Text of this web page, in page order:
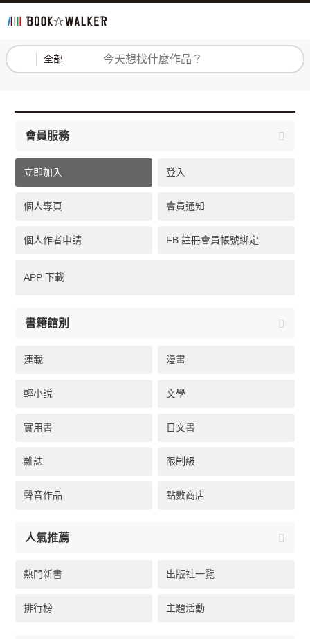
全部 登入 註冊
會員服務
立即加入 登入
個人專頁 會員通知
個人作者申請 FB 註冊會員帳號綁定
APP 下載
書籍館別
連載 漫畫
輕小說 文學
實用書 日文書
雜誌 限制級
聲音作品 點數商店
人氣推薦
熱門新書 出版社一覽
排行榜 主題活動